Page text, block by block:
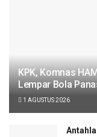
KPK, Komnas
Lempar Bola
1 AGUSTUS 2026